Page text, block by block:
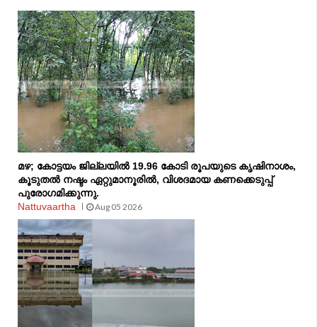
മഴ; കോട്ടയം ജില്ലയില്‍ 19.96 കോടി രൂപയുടെ കൃഷിനാശം,
കൂടുതല്‍ നഷ്ടം ഏറ്റുമാനൂരിൽ, വിശദമായ കണക്കെടുപ്പ്
പുരോഗമിക്കുന്നു.
Nattuvaartha
Aug 05 2026